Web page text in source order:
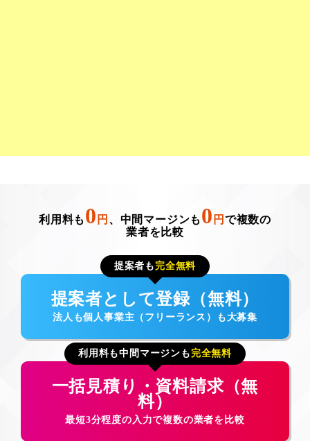
利用料も 0 円 、中間マージンも 0 円 で複数の
業者を比較
提案者も 完全無料
提案者として登録（無料）
法人も個人事業主（フリーランス）も大募集
利用料も中間マージンも 完全無料
一括見積り・資料請求（無
料）
最短3分程度の入力で複数の業者を比較